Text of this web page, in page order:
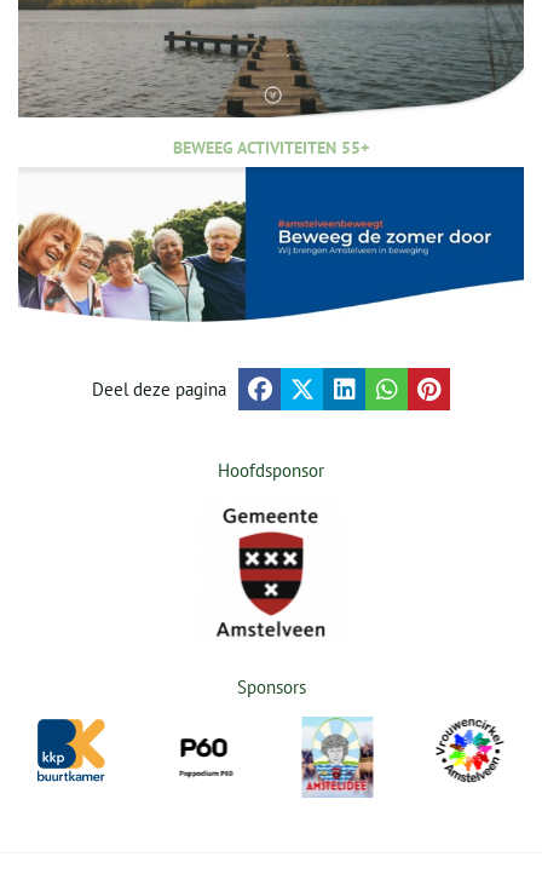
BEWEEG ACTIVITEITEN 55+
Deel deze pagina
Hoofdsponsor
Sponsors